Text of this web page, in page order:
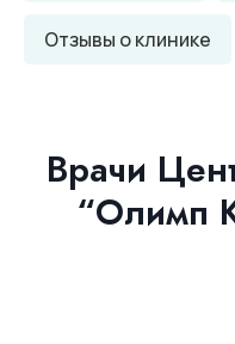
Отзывы о клинике
Врачи
“Олимп